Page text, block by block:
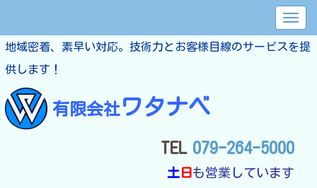
地域密着、素早い対応。技術力とお客様目線のサービスを提
供します！
有限会社ワタナベ
TEL 079-264-5000
土日も営業しています